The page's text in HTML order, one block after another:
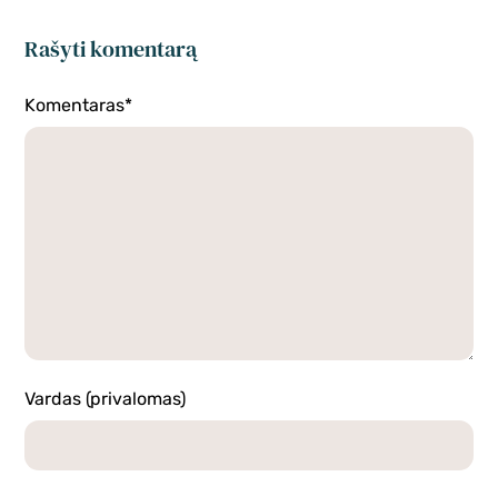
Rašyti komentarą
Komentaras*
Vardas (privalomas)